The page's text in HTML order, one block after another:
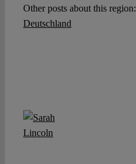
Other posts about this region:
Deutschland